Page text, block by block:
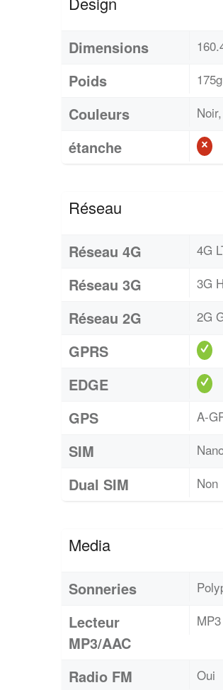
Dimensions
Poids 175g
Couleurs
étanche
Réseau
Réseau 4G 4G
Réseau 3G 3G
Réseau 2G 2G
GPRS
EDGE
GPS
A-
SIM
Dual SIM Non
Media
Sonneries
Lecteur
MP3/AAC
Radio FM Oui